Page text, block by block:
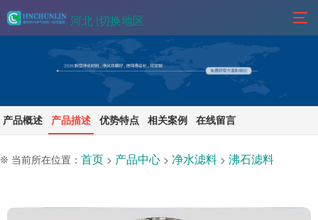
河北 |切换地区
产品概述 产品描述 优势特点 相关案例 在线留言
❊ 当前所在位置： 首页 > 产品中心 > 净水滤料 > 沸石滤料